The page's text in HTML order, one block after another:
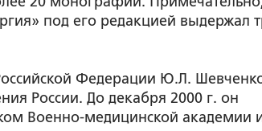
под его редакцией выдержал
Федерации Ю.Л.
России. До декабря 2000 г. он
Военно-медицинской академии